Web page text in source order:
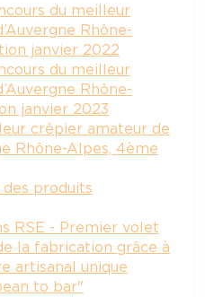
du meilleur
Rhône-
janvier 2022
du meilleur
Rhône-
janvier 2023
crêpier amateur de
Rhône-Alpes, 4ème
produits
RSE - Premier volet
la fabrication grâce à
artisanal unique
to bar"